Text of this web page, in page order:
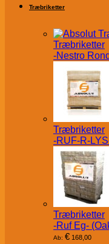
Træbriketter
Træbriketter
-Nestro
Træbriketter
-RUF-R-
Træbriketter
-Ruf Eg-
Ab: € 168,00